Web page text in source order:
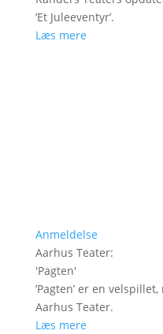
’Et Juleeventyr’.
Læs mere
Anmeldelse
Aarhus Teater:
'Pagten'
’Pagten’ er en
Aarhus Teater.
Læs mere